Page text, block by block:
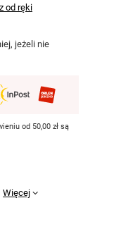
od ręki
jeżeli nie
od 50,00 zł są
Więcej